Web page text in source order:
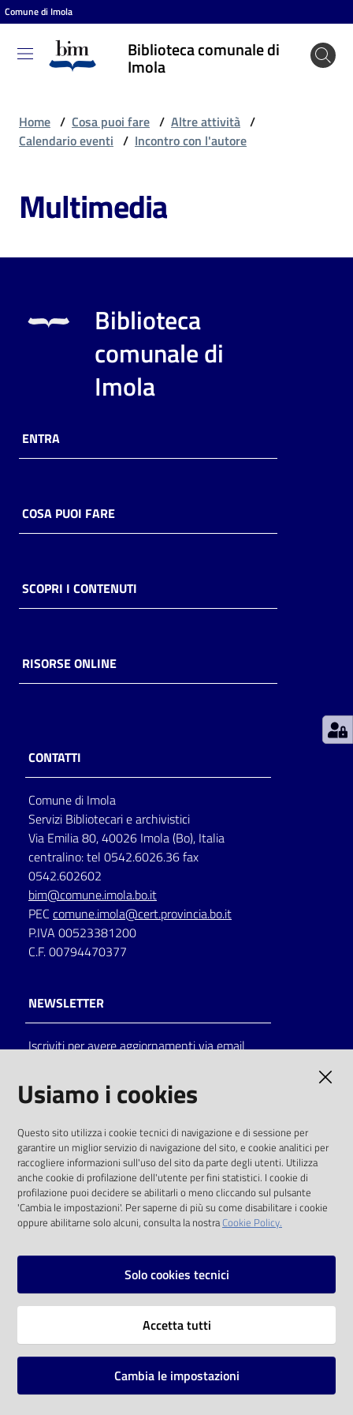
Vai al contenuto
Vai alla navigazione
Vai al footer
Comune di Imola
Biblioteca comunale di
Imola
Biblioteca
comunale
puoi
Risorse
online
Casa
Piani
storico
per
lettura
Seguici
su
Catalogo
on line
Eventi
Chiedi al
bibliotecario
Home / Cosa puoi fare / Altre attività /
Calendario eventi / Incontro con l'autore
Multimedia
Biblioteca
comunale di
Imola
ENTRA
COSA PUOI FARE
SCOPRI I CONTENUTI
RISORSE ONLINE
CONTATTI
Comune di Imola
Servizi Bibliotecari e archivistici
Via Emilia 80, 40026 Imola (Bo), Italia
centralino: tel 0542.6026.36 fax
0542.602602
bim@comune.imola.bo.it
PEC comune.imola@cert.provincia.bo.it
P.IVA 00523381200
C.F. 00794470377
NEWSLETTER
Iscriviti per avere aggiornamenti via email
solo alle condizioni previste dalla direttiva
comunitaria 2003/98/CE e dal d.lgs. 36/2006
SOCIAL
Instagram
Vai alla pagina
Mappa del sito
Usiamo i cookies
Questo sito utilizza i cookie tecnici di navigazione e di sessione per
garantire un miglior servizio di navigazione del sito, e cookie analitici per
raccogliere informazioni sull'uso del sito da parte degli utenti. Utilizza
anche cookie di profilazione dell'utente per fini statistici. I cookie di
profilazione puoi decidere se abilitarli o meno cliccando sul pulsante
'Cambia le impostazioni'. Per saperne di più su come disabilitare i cookie
oppure abilitarne solo alcuni, consulta la nostraCookie Policy.
Solo cookies tecnici
Accetta tutti
Cambia le impostazioni